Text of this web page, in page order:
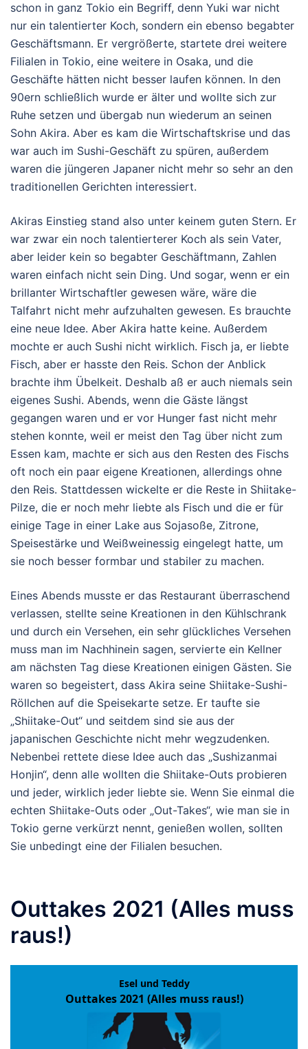
schon in ganz Tokio ein Begriff, denn Yuki war nicht
nur ein talentierter Koch, sondern ein ebenso begabter
Geschäftsmann. Er vergrößerte, startete drei weitere
Filialen in Tokio, eine weitere in Osaka, und die
Geschäfte hätten nicht besser laufen können. In den
90ern schließlich wurde er älter und wollte sich zur
Ruhe setzen und übergab nun wiederum an seinen
Sohn Akira. Aber es kam die Wirtschaftskrise und das
war auch im Sushi-Geschäft zu spüren, außerdem
waren die jüngeren Japaner nicht mehr so sehr an den
traditionellen Gerichten interessiert.
Akiras Einstieg stand also unter keinem guten Stern. Er
war zwar ein noch talentierterer Koch als sein Vater,
aber leider kein so begabter Geschäftmann, Zahlen
waren einfach nicht sein Ding. Und sogar, wenn er ein
brillanter Wirtschaftler gewesen wäre, wäre die
Talfahrt nicht mehr aufzuhalten gewesen. Es brauchte
eine neue Idee. Aber Akira hatte keine. Außerdem
mochte er auch Sushi nicht wirklich. Fisch ja, er liebte
Fisch, aber er hasste den Reis. Schon der Anblick
brachte ihm Übelkeit. Deshalb aß er auch niemals sein
eigenes Sushi. Abends, wenn die Gäste längst
gegangen waren und er vor Hunger fast nicht mehr
stehen konnte, weil er meist den Tag über nicht zum
Essen kam, machte er sich aus den Resten des Fischs
oft noch ein paar eigene Kreationen, allerdings ohne
den Reis. Stattdessen wickelte er die Reste in Shiitake-
Pilze, die er noch mehr liebte als Fisch und die er für
einige Tage in einer Lake aus Sojasoße, Zitrone,
Speisestärke und Weißweinessig eingelegt hatte, um
sie noch besser formbar und stabiler zu machen.
Eines Abends musste er das Restaurant überraschend
verlassen, stellte seine Kreationen in den Kühlschrank
und durch ein Versehen, ein sehr glückliches Versehen
muss man im Nachhinein sagen, servierte ein Kellner
am nächsten Tag diese Kreationen einigen Gästen. Sie
waren so begeistert, dass Akira seine Shiitake-Sushi-
Röllchen auf die Speisekarte setze. Er taufte sie
„Shiitake-Out“ und seitdem sind sie aus der
japanischen Geschichte nicht mehr wegzudenken.
Nebenbei rettete diese Idee auch das „Sushizanmai
Honjin“, denn alle wollten die Shiitake-Outs probieren
und jeder, wirklich jeder liebte sie. Wenn Sie einmal die
echten Shiitake-Outs oder „Out-Takes“, wie man sie in
Tokio gerne verkürzt nennt, genießen wollen, sollten
Sie unbedingt eine der Filialen besuchen.
Outtakes 2021 (Alles muss
raus!)